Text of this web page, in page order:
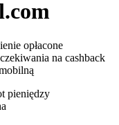
opłacone
na cashback
pieniędzy